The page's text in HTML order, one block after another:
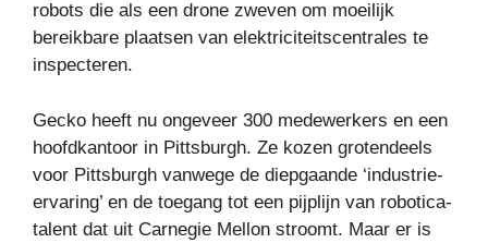
robots die als een drone zweven om moeilijk
bereikbare plaatsen van elektriciteitscentrales te
inspecteren.
Gecko heeft nu ongeveer 300 medewerkers en een
hoofdkantoor in Pittsburgh. Ze kozen grotendeels
voor Pittsburgh vanwege de diepgaande ‘industrie-
ervaring’ en de toegang tot een pijplijn van robotica-
talent dat uit Carnegie Mellon stroomt. Maar er is